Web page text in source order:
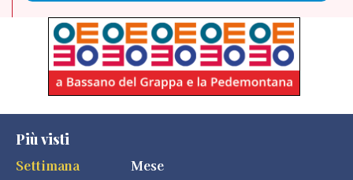
Più visti
Settimana
Mese